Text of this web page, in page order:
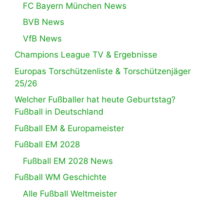
FC Bayern München News
BVB News
VfB News
Champions League TV & Ergebnisse
Europas Torschützenliste & Torschützenjäger
25/26
Welcher Fußballer hat heute Geburtstag?
Fußball in Deutschland
Fußball EM & Europameister
Fußball EM 2028
Fußball EM 2028 News
Fußball WM Geschichte
Alle Fußball Weltmeister